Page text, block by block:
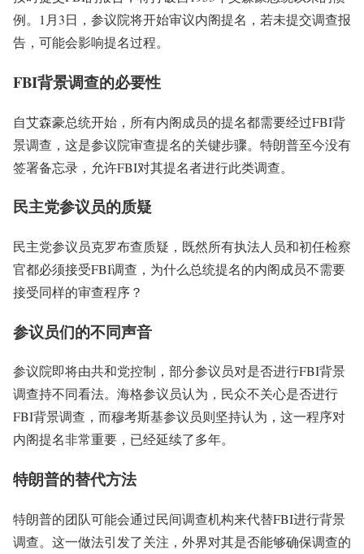
例。1月3日，参议院将开始审议内阁提名，若未提交调查报
告，可能会影响提名过程。
FBI背景调查的必要性
自艾森豪总统开始，所有内阁成员的提名都需要经过FBI背
景调查，这是参议院审查提名的关键步骤。特朗普至今没有
签署备忘录，允许FBI对其提名者进行此类调查。
民主党参议员的质疑
民主党参议员克罗布查质疑，既然所有执法人员和初任检察
官都必须接受FBI调查，为什么总统提名的内阁成员不需要
接受同样的审查程序？
参议员们的不同声音
参议院即将由共和党控制，部分参议员对是否进行FBI背景
调查持不同看法。海格参议员认为，民众不关心是否进行
FBI背景调查，而穆考斯基参议员则坚持认为，这一程序对
内阁提名非常重要，已经延续了多年。
特朗普的替代方法
特朗普的团队可能会通过民间调查机构来代替FBI进行背景
调查。这一做法引发了关注，外界对其是否能够确保调查的